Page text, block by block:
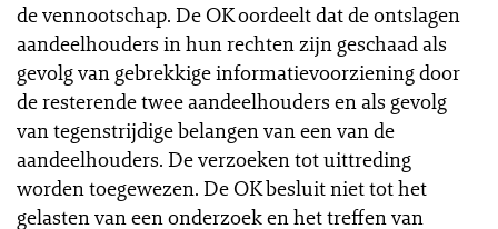
de vennootschap. De OK oordeelt dat de ontslagen
aandeelhouders in hun rechten zijn geschaad als
gevolg van gebrekkige informatievoorziening door
de resterende twee aandeelhouders en als gevolg
van tegenstrijdige belangen van een van de
aandeelhouders. De verzoeken tot uittreding
worden toegewezen. De OK besluit niet tot het
gelasten van een onderzoek en het treffen van